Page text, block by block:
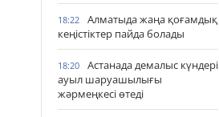
18:22
Алматыда жаңа қоғамдық
кеңістіктер пайда болады
18:20
Астанада демалыс күндері
ауыл шаруашылығы
жәрмеңкесі өтеді